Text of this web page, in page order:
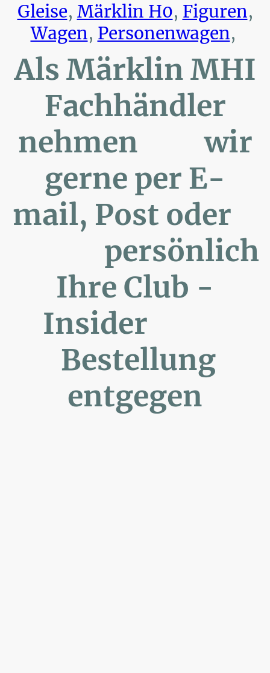
Gleise, Märklin H0, Figuren,
Wagen, Personenwagen,
Als Märklin MHI
Fachhändler
nehmen wir
gerne per E-
mail, Post oder
persönlich
Ihre Club -
Insider
Bestellung
entgegen